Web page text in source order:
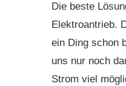
Die beste
Elektroantrieb.
ein Ding schon
uns nur noch
Strom viel